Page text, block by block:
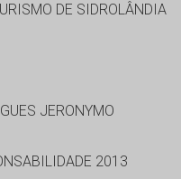
DE SIDROLÂNDIA
JERONYMO
2013